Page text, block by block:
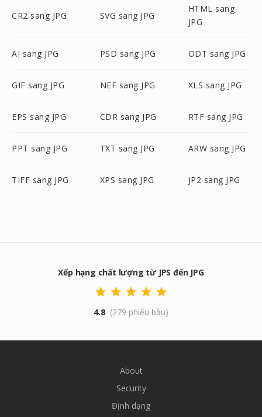
CR2 sang JPG SVG sang JPG
HTML sang
JPG
AI sang JPG PSD sang JPG ODT sang JPG
GIF sang JPG NEF sang JPG XLS sang JPG
EPS sang JPG CDR sang JPG RTF sang JPG
PPT sang JPG TXT sang JPG ARW sang JPG
TIFF sang JPG XPS sang JPG JP2 sang JPG
Xếp hạng chất lượng từ JPS đến JPG
4.8 (279 phiếu bầu)
About
Security
Định dạng